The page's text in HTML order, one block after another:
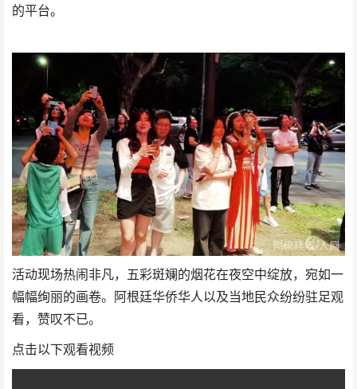
的平台。
活动现场热闹非凡，五彩斑斓的烟花在夜空中绽放，宛如一
幅幅绚丽的画卷。阿根廷华侨华人以及当地民众纷纷驻足观
看，赞叹不已。
点击以下观看视频